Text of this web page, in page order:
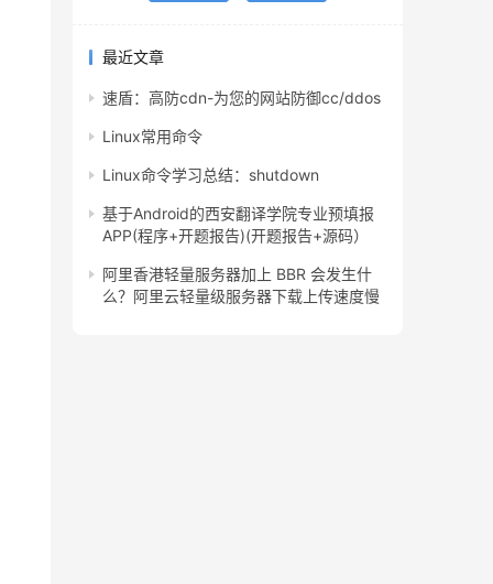
最近文章
速盾：高防cdn-为您的网站防御cc/ddos
Linux常用命令
Linux命令学习总结：shutdown
基于Android的西安翻译学院专业预填报
APP(程序+开题报告)(开题报告+源码）
阿里香港轻量服务器加上 BBR 会发生什
么？阿里云轻量级服务器下载上传速度慢